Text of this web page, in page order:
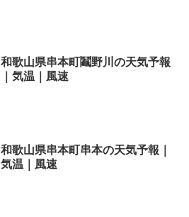
和歌山県串本町鬮野川の天気予報
｜気温｜風速
和歌山県串本町串本の天気予報｜
気温｜風速